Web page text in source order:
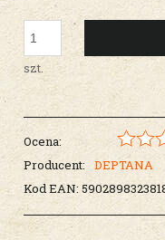
szt.
Ocena:
Producent:
DEPTANA
Kod EAN: